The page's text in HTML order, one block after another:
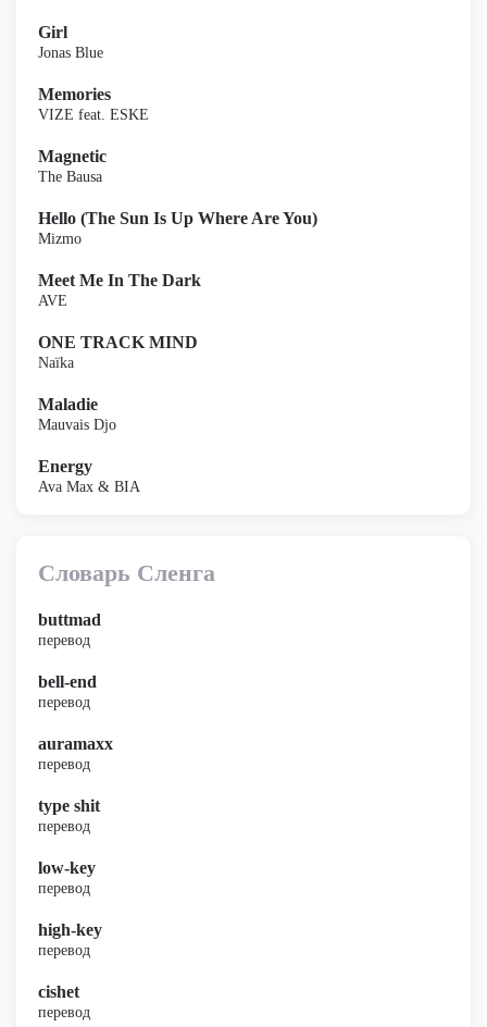
Girl
Jonas Blue
Memories
VIZE feat. ESKE
Magnetic
The Bausa
Hello (The Sun Is Up Where Are You)
Mizmo
Meet Me In The Dark
AVE
ONE TRACK MIND
Naïka
Maladie
Mauvais Djo
Energy
Ava Max & BIA
Словарь Сленга
buttmad
перевод
bell-end
перевод
auramaxx
перевод
type shit
перевод
low-key
перевод
high-key
перевод
cishet
перевод